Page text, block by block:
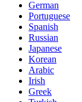
German
Portuguese
Spanish
Russian
Japanese
Korean
Arabic
Irish
Greek